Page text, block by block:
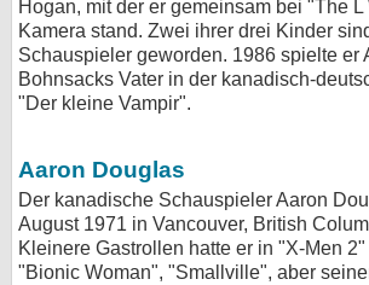
Hogan, mit der er gemeinsam bei "The L
Kamera stand. Zwei ihrer drei Kinder
Schauspieler geworden. 1986 spielte er
Bohnsacks Vater in der kanadisch-
"Der kleine Vampir".
Aaron Douglas
Der kanadische Schauspieler Aaron
August 1971 in Vancouver, British
Kleinere Gastrollen hatte er in "X-Men
"Bionic Woman", "Smallville", aber